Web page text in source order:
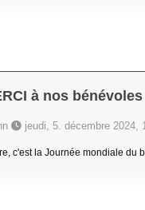
à nos bénévoles
jeudi, 5. décembre 2024,
c'est la Journée mondiale du